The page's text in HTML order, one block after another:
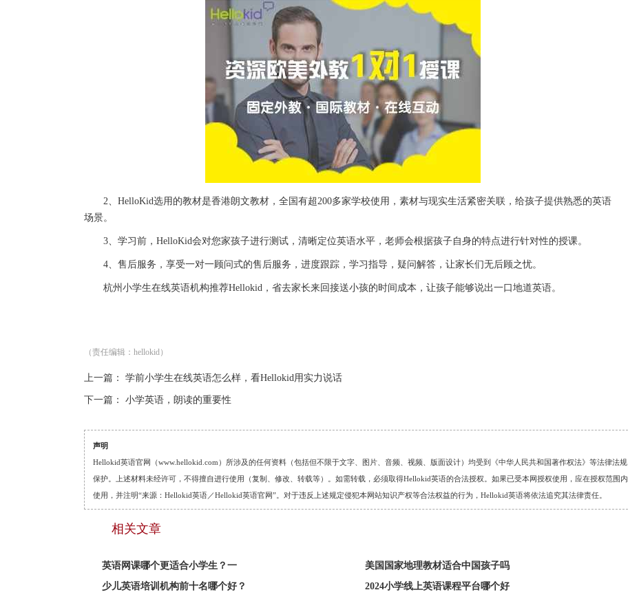
2、HelloKid选用的教材是香港朗文教材，全国有超200多家学校使用，素材与现实生活紧密关联，给孩子提供熟悉的英语
场景。
3、学习前，HelloKid会对您家孩子进行测试，清晰定位英语水平，老师会根据孩子自身的特点进行针对性的授课。
4、售后服务，享受一对一顾问式的售后服务，进度跟踪，学习指导，疑问解答，让家长们无后顾之忧。
杭州小学生在线英语机构推荐Hellokid，省去家长来回接送小孩的时间成本，让孩子能够说出一口地道英语。
（责任编辑：hellokid）
上一篇： 学前小学生在线英语怎么样，看Hellokid用实力说话
下一篇： 小学英语，朗读的重要性
声明
Hellokid英语官网（www.hellokid.com）所涉及的任何资料（包括但不限于文字、图片、音频、视频、版面设计）均受到《中华人民共和国著作权法》等法律法规
保护。上述材料未经许可，不得擅自进行使用（复制、修改、转载等）。如需转载，必须取得Hellokid英语的合法授权。如果已受本网授权使用，应在授权范围内
使用，并注明“来源：Hellokid英语／Hellokid英语官网”。对于违反上述规定侵犯本网站知识产权等合法权益的行为，Hellokid英语将依法追究其法律责任。
相关文章
英语网课哪个更适合小学生？一
美国国家地理教材适合中国孩子吗
少儿英语培训机构前十名哪个好？
2024小学线上英语课程平台哪个好